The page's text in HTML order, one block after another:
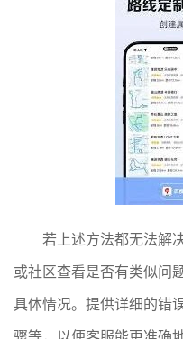
若上述方法都无法解
或社区查看是否有类似问
具体情况。提供详细的错